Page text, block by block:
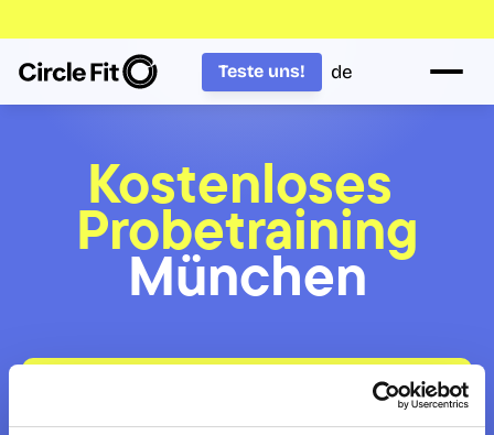
de
Teste uns!
Kostenloses
Probetraining
München
Möchtest Du mit mehreren Personen kommen?
Buche für alle Teilnehmenden jeweils eine
eigene Probestunde. Plant direkt